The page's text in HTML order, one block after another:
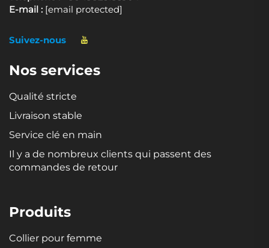
E-mail : [email protected]
Suivez-nous
Nos services
Qualité stricte
Livraison stable
Service clé en main
Il y a de nombreux clients qui passent des
commandes de retour
Produits
Collier pour femme